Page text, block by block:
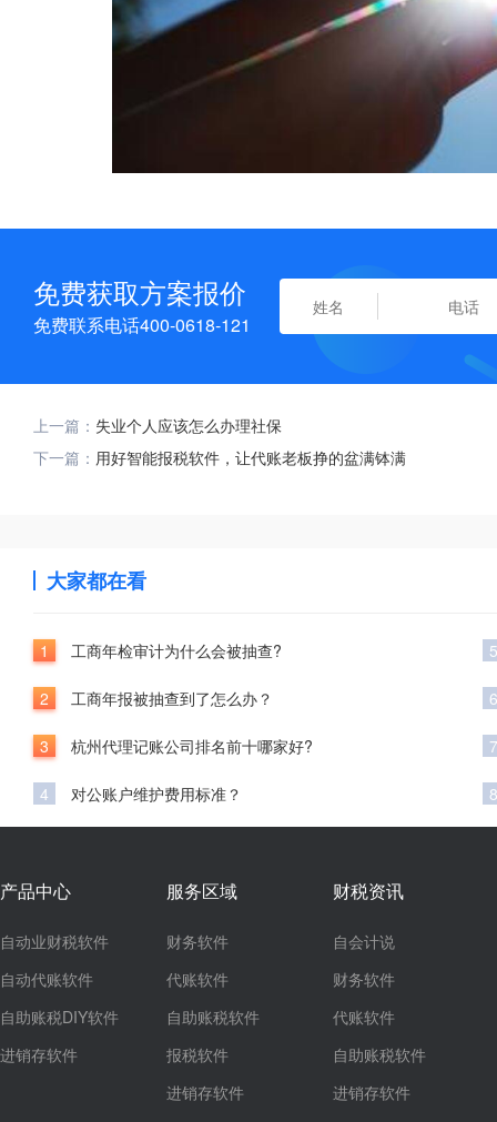
免费获取方案报价
免费联系电话400-0618-121
上一篇： 失业个人应该怎么办理社保
下一篇： 用好智能报税软件，让代账老板挣的盆满钵满
大家都在看
1 工商年检审计为什么会被抽查?
2 工商年报被抽查到了怎么办？
3 杭州代理记账公司排名前十哪家好?
4 对公账户维护费用标准？
5
6
7
8
产品中心
自动业财税软件
自动代账软件
自助账税DIY软件
进销存软件
服务区域
财务软件
代账软件
自助账税软件
报税软件
进销存软件
财税资讯
自会计说
财务软件
代账软件
自助账税软件
进销存软件